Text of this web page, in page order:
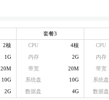
2核
1G
20M
10G
2G
套餐3
CPU
4核
内存
2G
带宽
20M
系统盘
10G
数据盘
4G
CPU
内存
带宽
系统盘
数据盘